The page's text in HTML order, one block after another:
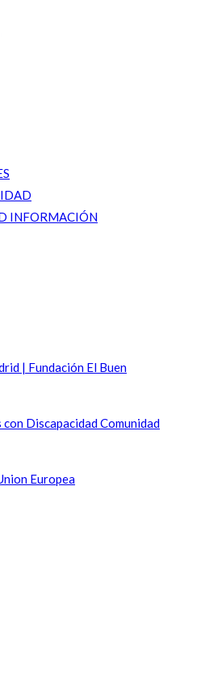
INFORMACIÓN